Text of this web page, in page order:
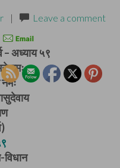
| Leave a comment
– अध्याय ५९
नमः
विधान